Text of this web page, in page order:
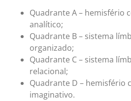
Quadrante A – hemisfério
analítico;
Quadrante B – sistema
organizado;
Quadrante C – sistema
relacional;
Quadrante D – hemisfério
imaginativo.